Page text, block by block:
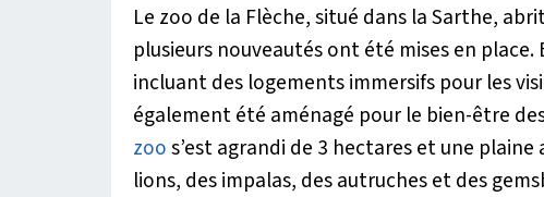
Le zoo de la Flèche, situé dans la Sarthe,
plusieurs nouveautés ont été mises en
incluant des logements immersifs pour les
également été aménagé pour le bien-être
zoos’est agrandi de 3 hectares et une
lions, des impalas, des autruches et des